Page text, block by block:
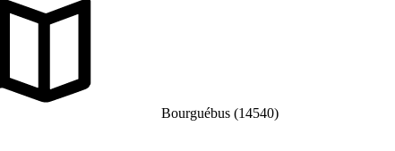
Bourguébus (14540)